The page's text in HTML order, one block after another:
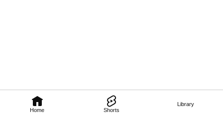
Home Shorts
Library